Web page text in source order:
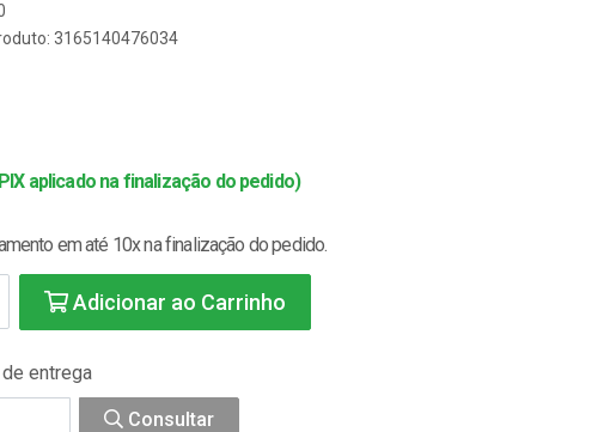
3165140476034
aplicado na finalização do pedido)
em até 10x na finalização do pedido.
Adicionar ao Carrinho
entrega
Consultar